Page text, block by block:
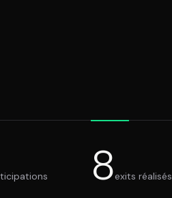
8exits réalisés